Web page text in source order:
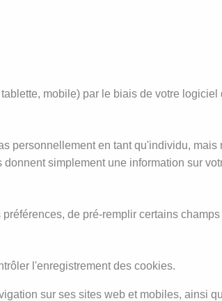
mobile) par le biais de votre logiciel
personnellement en tant qu'individu, mais
simplement une information sur
de pré-remplir certains
l'enregistrement des cookies.
sur ses sites web et mobiles, ainsi